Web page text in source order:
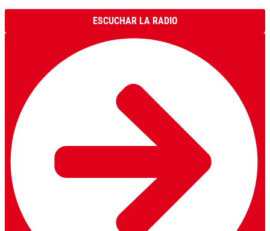
ESCUCHAR LA RADIO